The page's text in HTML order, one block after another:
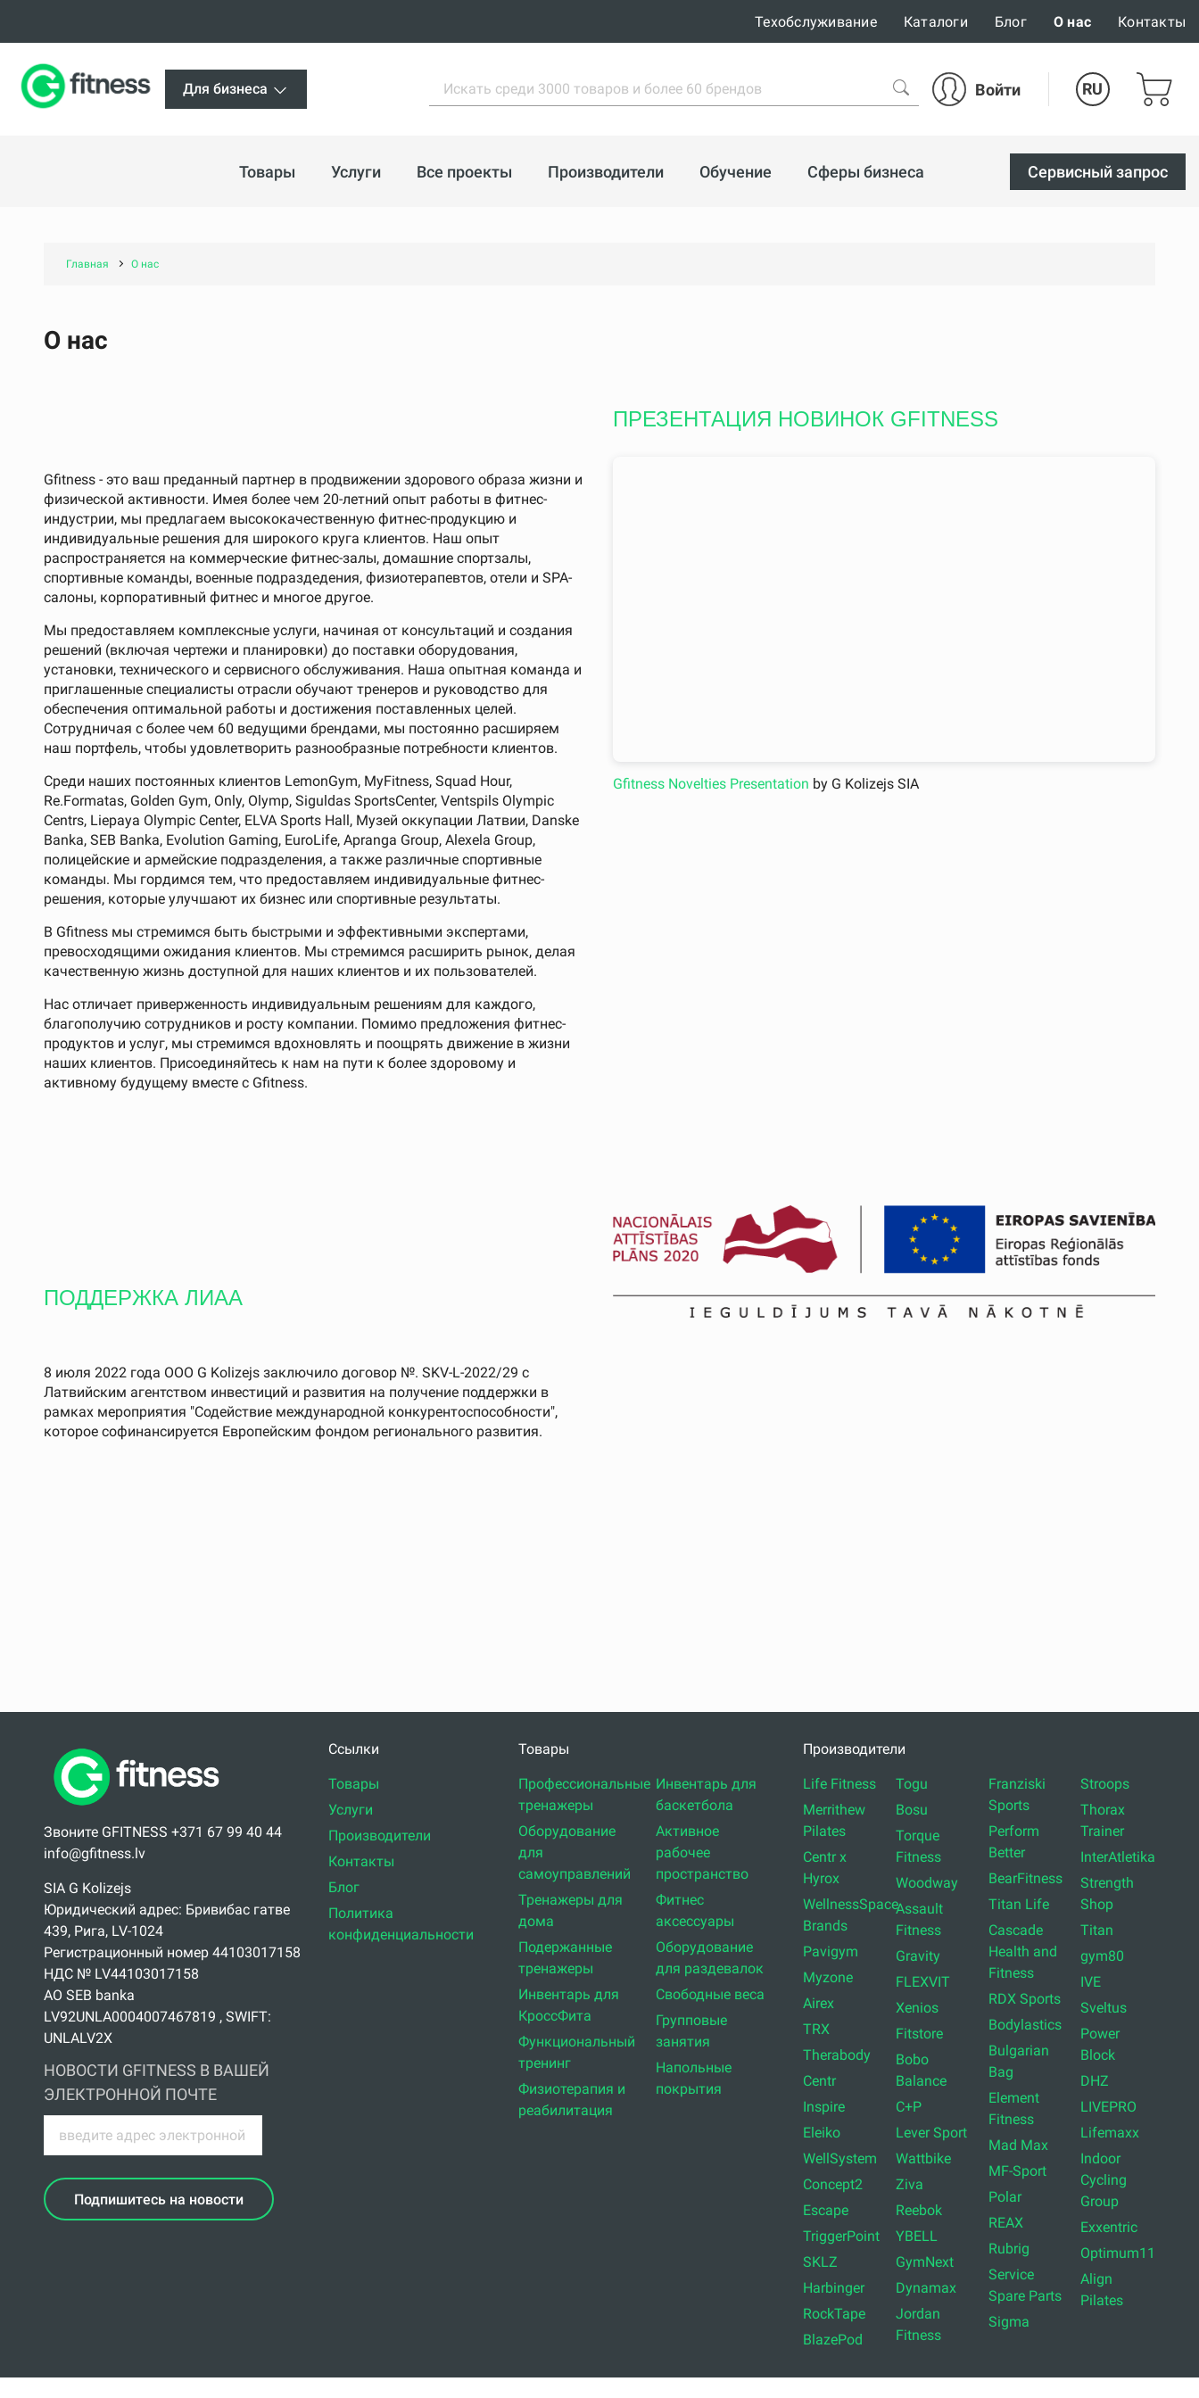
Техобслуживание Каталоги Блог О нас Контакты
Для бизнеса Войти RU
Товары Услуги Все проекты Производители Обучение Сферы бизнеса Cервисный запрос
Главная О нас
О нас
Gfitness - это ваш преданный партнер в продвижении здорового образа жизни и
физической активности. Имея более чем 20-летний опыт работы в фитнес-
индустрии, мы предлагаем высококачественную фитнес-продукцию и
индивидуальные решения для широкого круга клиентов. Наш опыт
распространяется на коммерческие фитнес-залы, домашние спортзалы,
спортивные команды, военные подраздедения, физиотерапевтов, отели и SPA-
салоны, корпоративный фитнес и многое другое.
Мы предоставляем комплексные услуги, начиная от консультаций и создания
решений (включая чертежи и планировки) до поставки оборудования,
установки, технического и сервисного обслуживания. Наша опытная команда и
приглашенные специалисты отрасли обучают тренеров и руководство для
обеспечения оптимальной работы и достижения поставленных целей.
Сотрудничая с более чем 60 ведущими брендами, мы постоянно расширяем
наш портфель, чтобы удовлетворить разнообразные потребности клиентов.
Среди наших постоянных клиентов LemonGym, MyFitness, Squad Hour,
Re.Formatas, Golden Gym, Only, Olymp, Siguldas SportsCenter, Ventspils Olympic
Centrs, Liepaya Olympic Center, ELVA Sports Hall, Музей оккупации Латвии, Danske
Banka, SEB Banka, Evolution Gaming, EuroLife, Apranga Group, Alexela Group,
полицейские и армейские подразделения, а также различные спортивные
команды. Мы гордимся тем, что предоставляем индивидуальные фитнес-
решения, которые улучшают их бизнес или спортивные результаты.
В Gfitness мы стремимся быть быстрыми и эффективными экспертами,
превосходящими ожидания клиентов. Мы стремимся расширить рынок, делая
качественную жизнь доступной для наших клиентов и их пользователей.
Нас отличает приверженность индивидуальным решениям для каждого,
благополучию сотрудников и росту компании. Помимо предложения фитнес-
продуктов и услуг, мы стремимся вдохновлять и поощрять движение в жизни
наших клиентов. Присоединяйтесь к нам на пути к более здоровому и
активному будущему вместе с Gfitness.
ПРЕЗЕНТАЦИЯ НОВИНОК GFITNESS
Gfitness Novelties Presentation by G Kolizejs SIA
ПОДДЕРЖКА ЛИАА
8 июля 2022 года ООО G Kolizejs заключило договор №. SKV-L-2022/29 с
Латвийским агентством инвестиций и развития на получение поддержки в
рамках мероприятия "Содействие международной конкурентоспособности",
которое софинансируется Европейским фондом регионального развития.
Звоните GFITNESS +371 67 99 40 44
info@gfitness.lv
SIA G Kolizejs
Юридический адрес: Бривибас гатве
439, Рига, LV-1024
Регистрационный номер 44103017158
НДС № LV44103017158
АО SEB banka
LV92UNLA0004007467819 , SWIFT:
UNLALV2X
НОВОСТИ GFITNESS В ВАШЕЙ
ЭЛЕКТРОННОЙ ПОЧТЕ
Подпишитесь на новости
Ссылки
Товары
Услуги
Производители
Контакты
Блог
Политика
конфиденциальности
Товары
Профессиональные
тренажеры
Оборудование
для
самоуправлений
Тренажеры для
дома
Подержанные
тренажеры
Инвентарь для
КроссФита
Функциональный
тренинг
Физиотерапия и
реабилитация
Инвентарь для
баскетбола
Активное
рабочее
пространство
Фитнес
аксессуары
Оборудование
для раздевалок
Свободные веса
Групповые
занятия
Напольные
покрытия
Производители
Life Fitness
Merrithew
Pilates
Centr x
Hyrox
WellnessSpace
Brands
Pavigym
Myzone
Airex
TRX
Therabody
Centr
Inspire
Eleiko
WellSystem
Concept2
Escape
TriggerPoint
SKLZ
Harbinger
RockTape
BlazePod
Togu
Bosu
Torque
Fitness
Woodway
Assault
Fitness
Gravity
FLEXVIT
Xenios
Fitstore
Bobo
Balance
C+P
Lever Sport
Wattbike
Ziva
Reebok
YBELL
GymNext
Dynamax
Jordan
Fitness
Franziski
Sports
Perform
Better
BearFitness
Titan Life
Cascade
Health and
Fitness
RDX Sports
Bodylastics
Bulgarian
Bag
Element
Fitness
Mad Max
MF-Sport
Polar
REAX
Rubrig
Service
Spare Parts
Sigma
Stroops
Thorax
Trainer
InterAtletika
Strength
Shop
Titan
gym80
IVE
Sveltus
Power
Block
DHZ
LIVEPRO
Lifemaxx
Indoor
Cycling
Group
Exxentric
Optimum11
Align
Pilates